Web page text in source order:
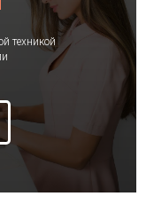
техникой